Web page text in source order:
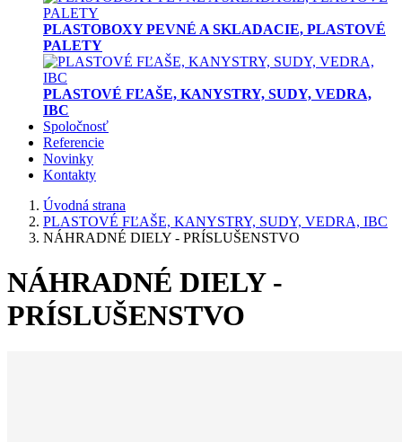
PLASTOBOXY PEVNÉ A SKLADACIE, PLASTOVÉ
PALETY
PLASTOVÉ FĽAŠE, KANYSTRY, SUDY, VEDRA,
IBC
Spoločnosť
Referencie
Novinky
Kontakty
Úvodná strana
PLASTOVÉ FĽAŠE, KANYSTRY, SUDY, VEDRA, IBC
NÁHRADNÉ DIELY - PRÍSLUŠENSTVO
NÁHRADNÉ DIELY -
PRÍSLUŠENSTVO